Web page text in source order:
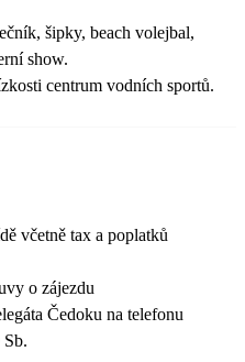
šipky, beach volejbal,
show.
centrum vodních sportů.
včetně tax a poplatků
o zájezdu
Čedoku na telefonu